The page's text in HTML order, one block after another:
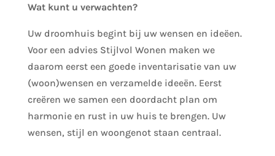
Wat kunt u verwachten?
Uw droomhuis begint bij uw wensen en ideëen.
Voor een advies Stijlvol Wonen maken we
daarom eerst een goede inventarisatie van uw
(woon)wensen en verzamelde ideeën. Eerst
creëren we samen een doordacht plan om
harmonie en rust in uw huis te brengen. Uw
wensen, stijl en woongenot staan centraal.